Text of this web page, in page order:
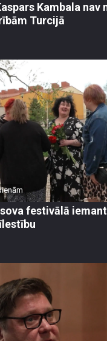
Kambala nav
Turcijā
festivālā